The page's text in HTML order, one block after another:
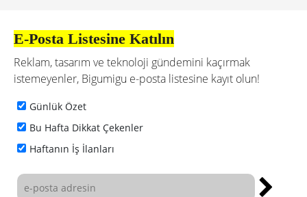
E-Posta Listesine Katılın
Reklam, tasarım ve teknoloji gündemini kaçırmak
istemeyenler, Bigumigu e-posta listesine kayıt olun!
Günlük Özet
Bu Hafta Dikkat Çekenler
Haftanın İş İlanları